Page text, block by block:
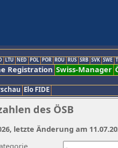
LTU NED POL POR ROU RUS SRB SVK SWE
Registration Swiss-Manager
Elo FIDE
des ÖSB
letzte Änderung am